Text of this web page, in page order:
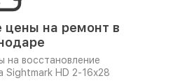
на ремонт в
на восстановление
Sightmark HD 2-16x28